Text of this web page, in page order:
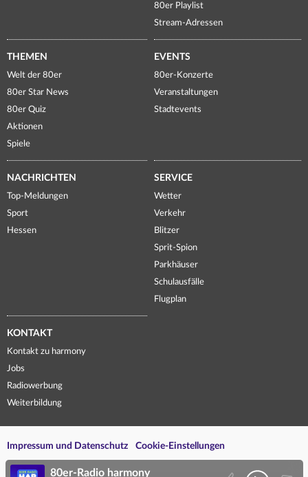
80er Playlist
Stream-Adressen
THEMEN
Welt der 80er
80er Star News
80er Quiz
Aktionen
Spiele
EVENTS
80er-Konzerte
Veranstaltungen
Stadtevents
NACHRICHTEN
Top-Meldungen
Sport
Hessen
SERVICE
Wetter
Verkehr
Blitzer
Sprit-Spion
Parkhäuser
Schulausfälle
Flugplan
KONTAKT
Kontakt zu harmony
Jobs
Radiowerbung
Weiterbildung
Impressum und Datenschutz Cookie-Einstellungen
80er-Radio harmony